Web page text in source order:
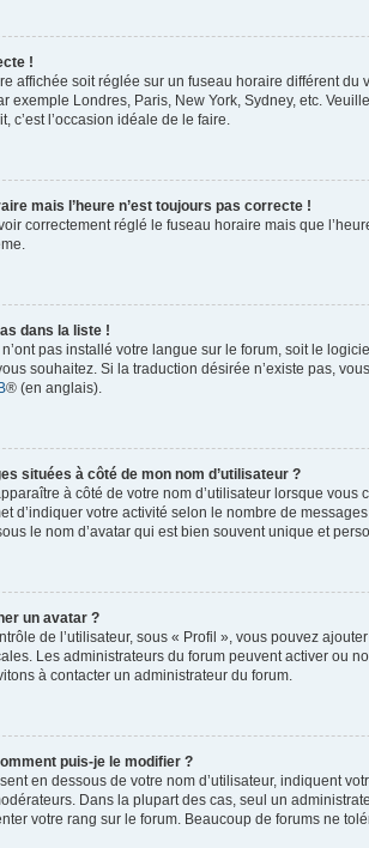
!
affichée soit réglée sur un fuseau horaire différent
exemple Londres, Paris, New York, Sydney, etc.
c’est l’occasion idéale de le faire.
mais l’heure n’est toujours pas correcte !
correctement réglé le fuseau horaire mais que
dans la liste !
pas installé votre langue sur le forum, soit le
souhaitez. Si la traduction désirée n’existe pas,
® (en anglais).
situées à côté de mon nom d’utilisateur ?
à côté de votre nom d’utilisateur lorsque
d’indiquer votre activité selon le nombre de
le nom d’avatar qui est bien souvent unique et
un avatar ?
de l’utilisateur, sous « Profil », vous pouvez
Les administrateurs du forum peuvent activer ou
à contacter un administrateur du forum.
puis-je le modifier ?
en dessous de votre nom d’utilisateur, indiquent
Dans la plupart des cas, seul un
votre rang sur le forum. Beaucoup de forums ne